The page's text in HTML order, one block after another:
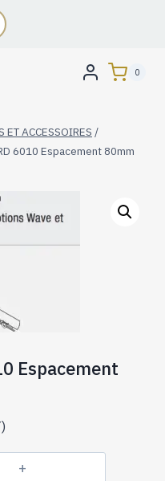
0
ET ACCESSOIRES /
6010 Espacement 80mm
Espacement